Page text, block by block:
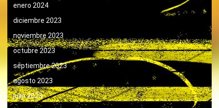
enero 2024
diciembre 2023
noviembre 2023
octubre 2023
septiembre 2023
agosto 2023
julio 2023